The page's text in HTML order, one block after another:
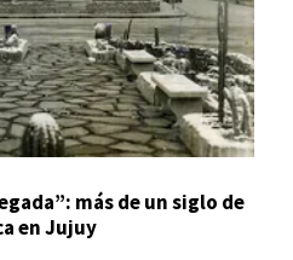
más de un siglo de
en Jujuy